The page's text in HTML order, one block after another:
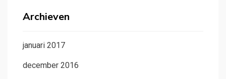
Archieven
januari 2017
december 2016